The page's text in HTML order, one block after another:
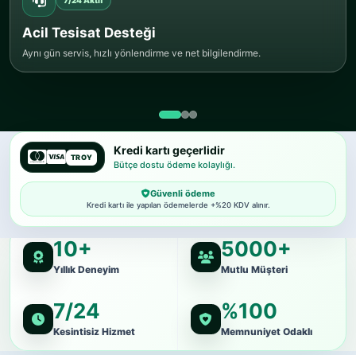
Acil Tesisat Desteği
Aynı gün servis, hızlı yönlendirme ve net bilgilendirme.
TROY
Kredi kartı geçerlidir
Bütçe dostu ödeme kolaylığı.
Güvenli ödeme
Kredi kartı ile yapılan ödemelerde +%20 KDV alınır.
10+
Yıllık Deneyim
5000+
Mutlu Müşteri
7/24
Kesintisiz Hizmet
%100
Memnuniyet Odaklı